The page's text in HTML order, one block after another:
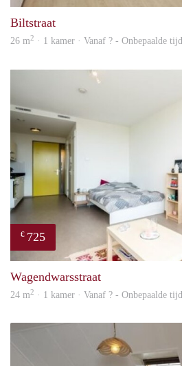
Biltstraat
26 m2 · 1 kamer · Vanaf ? - Onbepaalde tijd
€ 725
Wagendwarsstraat
24 m2 · 1 kamer · Vanaf ? - Onbepaalde tijd